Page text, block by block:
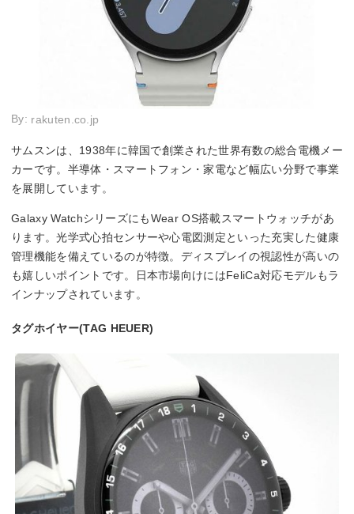
By: rakuten.co.jp
サムスンは、1938年に韓国で創業された世界有数の総合電機メー
カーです。半導体・スマートフォン・家電など幅広い分野で事業
を展開しています。
Galaxy WatchシリーズにもWear OS搭載スマートウォッチがあ
ります。光学式心拍センサーや心電図測定といった充実した健康
管理機能を備えているのが特徴。ディスプレイの視認性が高いの
も嬉しいポイントです。日本市場向けにはFeliCa対応モデルもラ
インナップされています。
タグホイヤー(TAG HEUER)